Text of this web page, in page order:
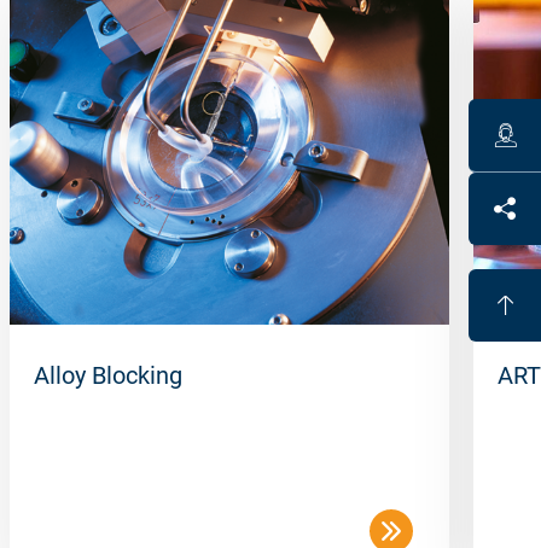
Alloy Blocking